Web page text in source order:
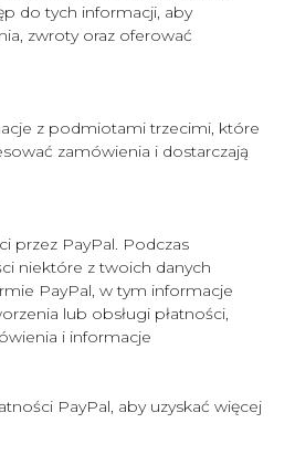
do tych informacji, aby
zwroty oraz oferować
z podmiotami trzecimi, które
zamówienia i dostarczają
przez PayPal. Podczas
niektóre z twoich danych
PayPal, w tym informacje
lub obsługi płatności,
i informacje
PayPal, aby uzyskać więcej